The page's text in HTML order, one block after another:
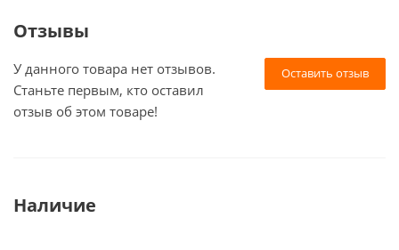
Отзывы
Оставить отзыв
У данного товара нет отзывов.
Станьте первым, кто оставил
отзыв об этом товаре!
Наличие